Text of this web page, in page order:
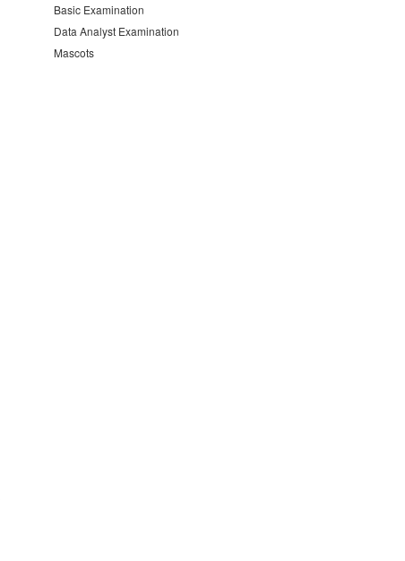
Basic Examination
Data Analyst Examination
Mascots